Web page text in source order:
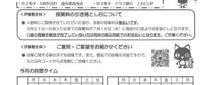
オンライン校
コース
小学生コース
中学生コース